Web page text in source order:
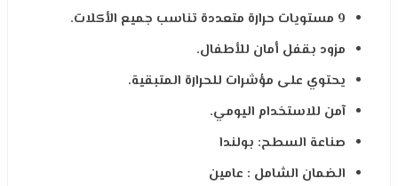
9 مستويات حرارة متعددة تناسب جميع الأكلات.
مزود بقفل أمان للأطفال.
يحتوي على مؤشرات للحرارة المتبقية.
آمن للاستخدام اليومي.
صناعة السطح: بولندا
الضمان الشامل : عامين